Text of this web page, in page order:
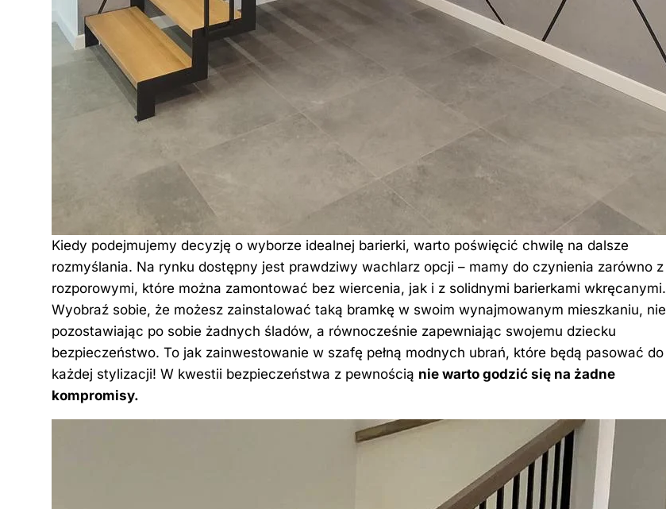
Kiedy podejmujemy decyzję o wyborze idealnej barierki, warto poświęcić chwilę na dalsze
rozmyślania. Na rynku dostępny jest prawdziwy wachlarz opcji – mamy do czynienia zarówno z
rozporowymi, które można zamontować bez wiercenia, jak i z solidnymi barierkami wkręcanymi.
Wyobraź sobie, że możesz zainstalować taką bramkę w swoim wynajmowanym mieszkaniu, nie
pozostawiając po sobie żadnych śladów, a równocześnie zapewniając swojemu dziecku
bezpieczeństwo. To jak zainwestowanie w szafę pełną modnych ubrań, które będą pasować do
każdej stylizacji! W kwestii bezpieczeństwa z pewnością nie warto godzić się na żadne
kompromisy.